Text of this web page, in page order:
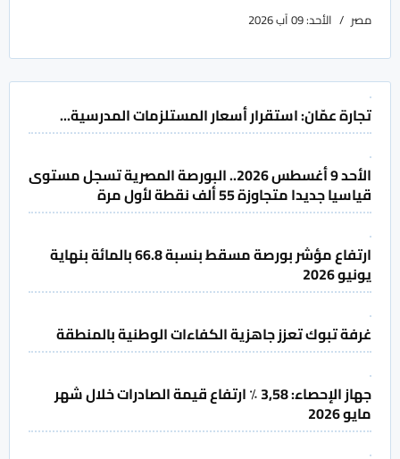
مصر الأحد: 09 آب 2026
تجارة عمّان: استقرار أسعار المستلزمات المدرسية...
الأحد 9 أغسطس 2026.. البورصة المصرية تسجل مستوى
قياسيا جديدا متجاوزة 55 ألف نقطة لأول مرة
ارتفاع مؤشر بورصة مسقط بنسبة 66.8 بالمائة بنهاية
يونيو 2026
غرفة تبوك تعزز جاهزية الكفاءات الوطنية بالمنطقة
جهاز الإحصاء: 3,58 ٪ ارتفاع قيمة الصادرات خلال شهر
مايو 2026